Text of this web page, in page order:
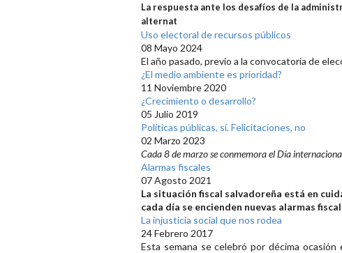
La respuesta ante los desafíos de la
alternat
Uso electoral de recursos públicos
08 Mayo 2024
El año pasado, previo a la convocatoria de
¿El medio ambiente es prioridad?
11 Noviembre 2020
¿Crecimiento o desarrollo?
05 Julio 2019
Políticas públicas, sí. Felicitaciones, no
02 Marzo 2023
Cada 8 de marzo se conmemora el Día
Alarmas fiscales
07 Agosto 2021
La situación fiscal salvadoreña está en
cada día se encienden nuevas alarmas
La injusticia social que nos rodea
24 Febrero 2017
Esta semana se celebró por décima